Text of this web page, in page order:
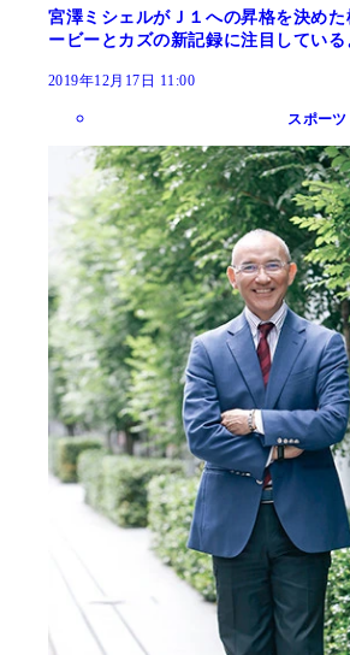
宮澤ミシェルがＪ１への昇格を決め
ービーとカズの新記録に注目している
2019年12月17日 11:00
スポーツ